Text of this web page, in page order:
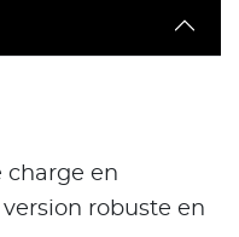
charge en
robuste en